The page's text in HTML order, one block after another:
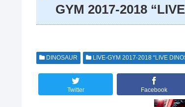
GYM 2017-2018
DINOSAUR LIVE-GYM 2017-2018 “LIVE
Twitter Facebook